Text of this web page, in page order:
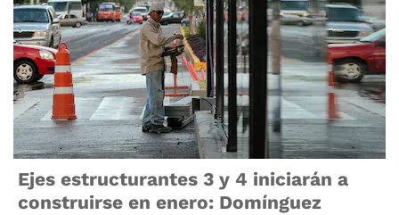
Ejes estructurantes 3 y 4 iniciarán a
construirse en enero: Domínguez